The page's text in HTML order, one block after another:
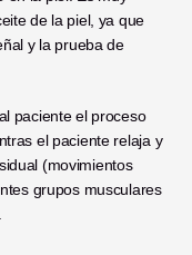
de la piel, ya que
y la prueba de
paciente el proceso
el paciente relaja y
(movimientos
grupos musculares